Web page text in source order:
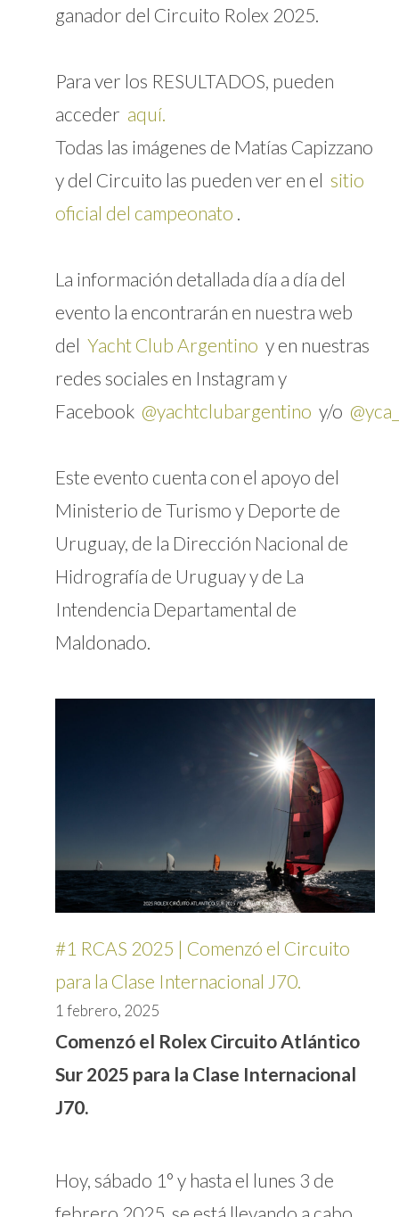
ganador del Circuito Rolex 2025.
Para ver los RESULTADOS, pueden
acceder aquí.
Todas las imágenes de Matías Capizzano
y del Circuito las pueden ver en el sitio
oficial del campeonato .
La información detallada día a día del
evento la encontrarán en nuestra web
del Yacht Club Argentino y en nuestras
redes sociales en Instagram y
Facebook @yachtclubargentino y/o
Este evento cuenta con el apoyo del
Ministerio de Turismo y Deporte de
Uruguay, de la Dirección Nacional de
Hidrografía de Uruguay y de La
Intendencia Departamental de
Maldonado.
#1 RCAS 2025 | Comenzó el Circuito
para la Clase Internacional J70.
1 febrero, 2025
Comenzó el Rolex Circuito Atlántico
Sur 2025 para la Clase Internacional
J70.
Hoy, sábado 1° y hasta el lunes 3 de